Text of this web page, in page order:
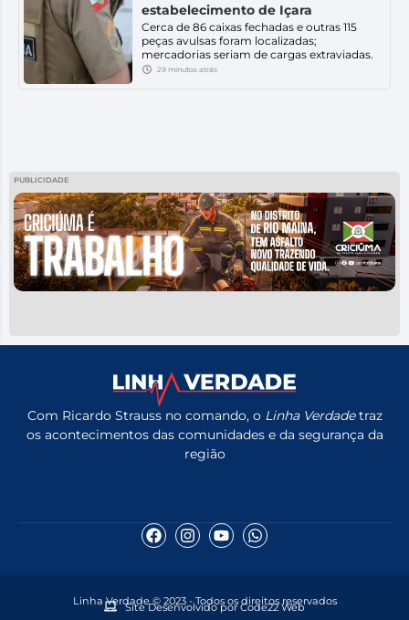
estabelecimento de Içara
Cerca de 86 caixas fechadas e outras 115
peças avulsas foram localizadas;
mercadorias seriam de cargas extraviadas.
A Polícia Militar apreendeu milhares de
29 minutos atrás
PUBLICIDADE
Com Ricardo Strauss no comando, o Linha Verdadetraz
os acontecimentos das comunidades e da segurança da
região
Linha Verdade © 2023 - Todos os direitos reservados
Site Desenvolvido por Code22 Web